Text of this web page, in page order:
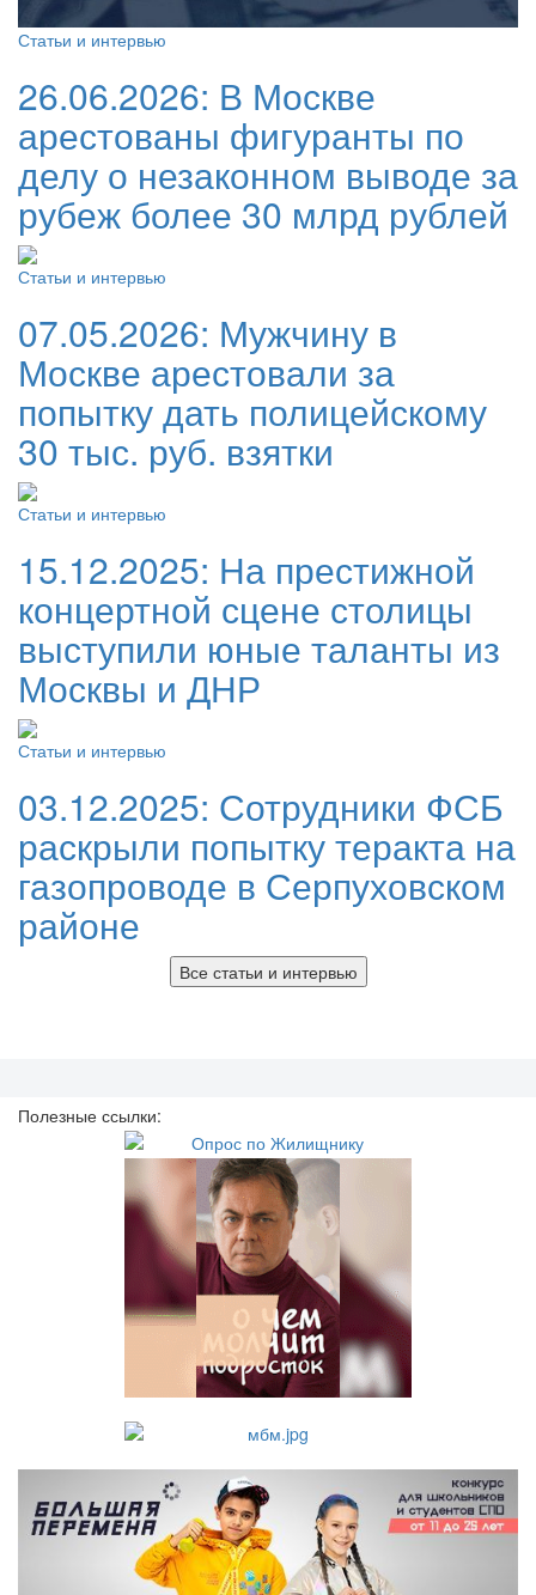
Статьи и интервью
26.06.2026: В Москве
арестованы фигуранты по
делу о незаконном выводе за
рубеж более 30 млрд рублей
Статьи и интервью
07.05.2026: Мужчину в
Москве арестовали за
попытку дать полицейскому
30 тыс. руб. взятки
Статьи и интервью
15.12.2025: На престижной
концертной сцене столицы
выступили юные таланты из
Москвы и ДНР
Статьи и интервью
03.12.2025: Сотрудники ФСБ
раскрыли попытку теракта на
газопроводе в Серпуховском
районе
Все статьи и интервью
Полезные ссылки: